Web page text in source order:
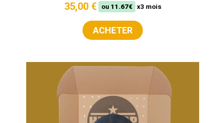
35,00 €
ou 11.67€ x3 mois
ACHETER